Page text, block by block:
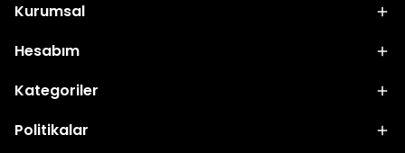
felsefesi.
Kurumsal
Hesabım
Kategoriler
Politikalar